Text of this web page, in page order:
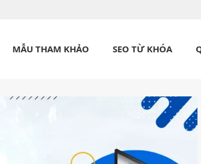
MẪU THAM KHẢO SEO TỪ KHÓA